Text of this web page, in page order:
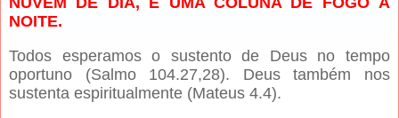
NOITE.
Todos esperamos o sustento de Deus no tempo
oportuno (Salmo 104.27,28). Deus também nos
sustenta espiritualmente (Mateus 4.4).